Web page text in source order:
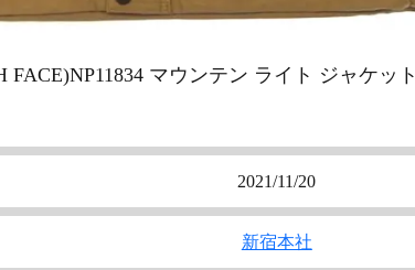
FACE)NP11834 マウンテン ライト ジャケッ
2021/11/20
新宿本社